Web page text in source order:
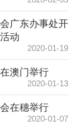
广东办事处开
动
2020-01-19
澳门举行
2020-01-13
在穗举行
2020-01-07